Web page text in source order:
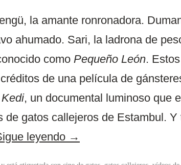
la amante ronronadora.
ahumado. Sari, la ladrona de
como Pequeño León.
de una película de
Kedi, un documental luminoso que
de gatos callejeros de Estambul.
leyendo →